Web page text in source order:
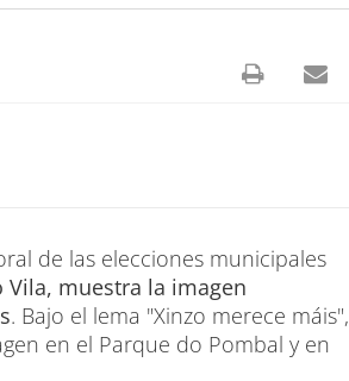
de las elecciones municipales
Vila, muestra la imagen
. Bajo el lema "Xinzo merece máis",
en el Parque do Pombal y en